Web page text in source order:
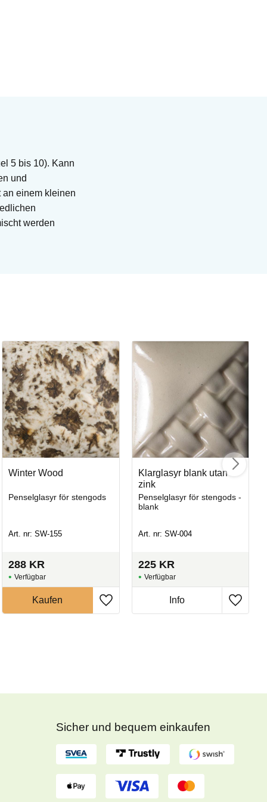
5 bis 10). Kann
und
an einem kleinen
werden
Winter Wood
Penselglasyr för stengods
Art. nr: SW-155
288 KR
Klarglasyr blank utan
zink
Penselglasyr för stengods -
blank
Art. nr: SW-004
225 KR
Sicher und bequem einkaufen